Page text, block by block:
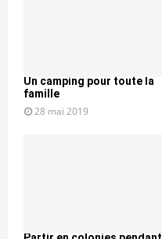
Un camping pour toute la
famille
28 mai 2019